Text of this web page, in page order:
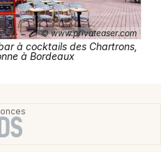
Aquitaine
© www.privateaser.com
à cocktails des Chartrons,
à Bordeaux